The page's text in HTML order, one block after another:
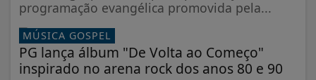
programação evangélica promovida pela...
MÚSICA GOSPEL
PG lança álbum "De Volta ao Começo"
inspirado no arena rock dos anos 80 e 90